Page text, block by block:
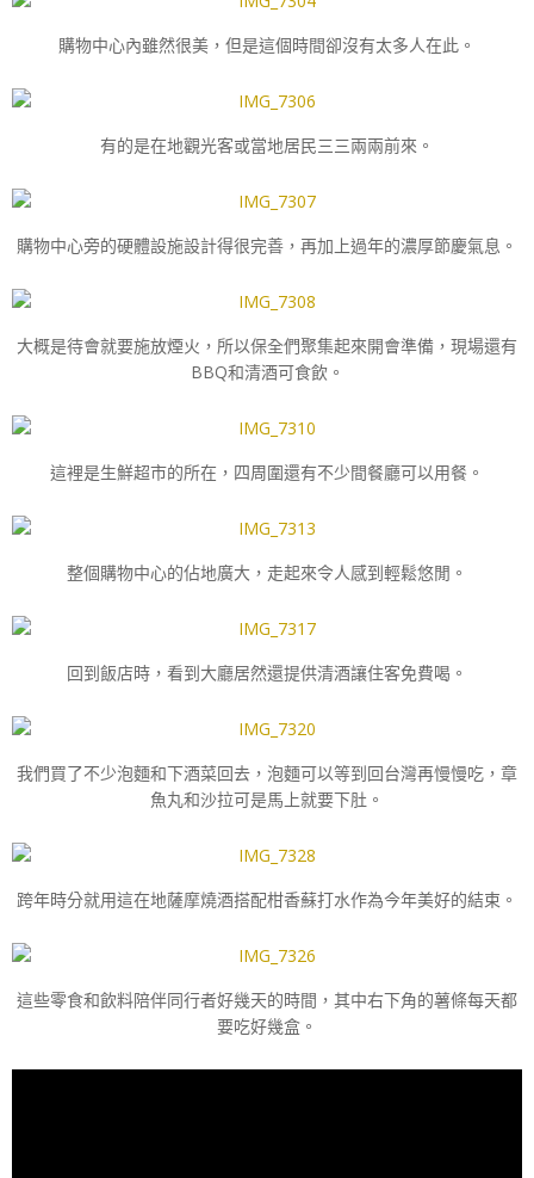
購物中心內雖然很美，但是這個時間卻沒有太多人在此。
有的是在地觀光客或當地居民三三兩兩前來。
購物中心旁的硬體設施設計得很完善，再加上過年的濃厚節慶氣息。
大概是待會就要施放煙火，所以保全們聚集起來開會準備，現場還有
BBQ和清酒可食飲。
這裡是生鮮超市的所在，四周圍還有不少間餐廳可以用餐。
整個購物中心的佔地廣大，走起來令人感到輕鬆悠閒。
回到飯店時，看到大廳居然還提供清酒讓住客免費喝。
我們買了不少泡麵和下酒菜回去，泡麵可以等到回台灣再慢慢吃，章
魚丸和沙拉可是馬上就要下肚。
跨年時分就用這在地薩摩燒酒搭配柑香蘇打水作為今年美好的結束。
這些零食和飲料陪伴同行者好幾天的時間，其中右下角的薯條每天都
要吃好幾盒。